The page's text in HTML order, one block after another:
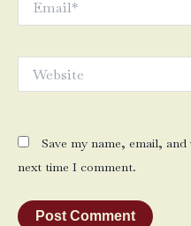
Save my name, email,
next time I comment.